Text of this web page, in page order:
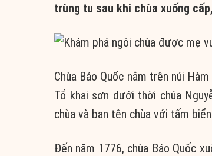
trùng tu sau khi chùa xuống
Chùa Báo Quốc nằm trên núi
Tổ khai sơn dưới thời chúa
chùa và ban tên chùa với tấm
Đến năm 1776, chùa Báo Quốc